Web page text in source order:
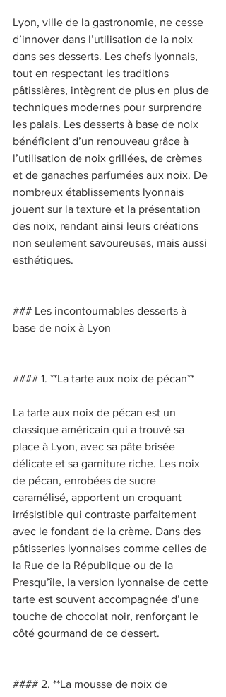
Lyon, ville de la gastronomie, ne cesse
d’innover dans l’utilisation de la noix
dans ses desserts. Les chefs lyonnais,
tout en respectant les traditions
pâtissières, intègrent de plus en plus de
techniques modernes pour surprendre
les palais. Les desserts à base de noix
bénéficient d’un renouveau grâce à
l’utilisation de noix grillées, de crèmes
et de ganaches parfumées aux noix. De
nombreux établissements lyonnais
jouent sur la texture et la présentation
des noix, rendant ainsi leurs créations
non seulement savoureuses, mais aussi
esthétiques.
### Les incontournables desserts à
base de noix à Lyon
#### 1. **La tarte aux noix de pécan**
La tarte aux noix de pécan est un
classique américain qui a trouvé sa
place à Lyon, avec sa pâte brisée
délicate et sa garniture riche. Les noix
de pécan, enrobées de sucre
caramélisé, apportent un croquant
irrésistible qui contraste parfaitement
avec le fondant de la crème. Dans des
pâtisseries lyonnaises comme celles de
la Rue de la République ou de la
Presqu’île, la version lyonnaise de cette
tarte est souvent accompagnée d’une
touche de chocolat noir, renforçant le
côté gourmand de ce dessert.
#### 2. **La mousse de noix de